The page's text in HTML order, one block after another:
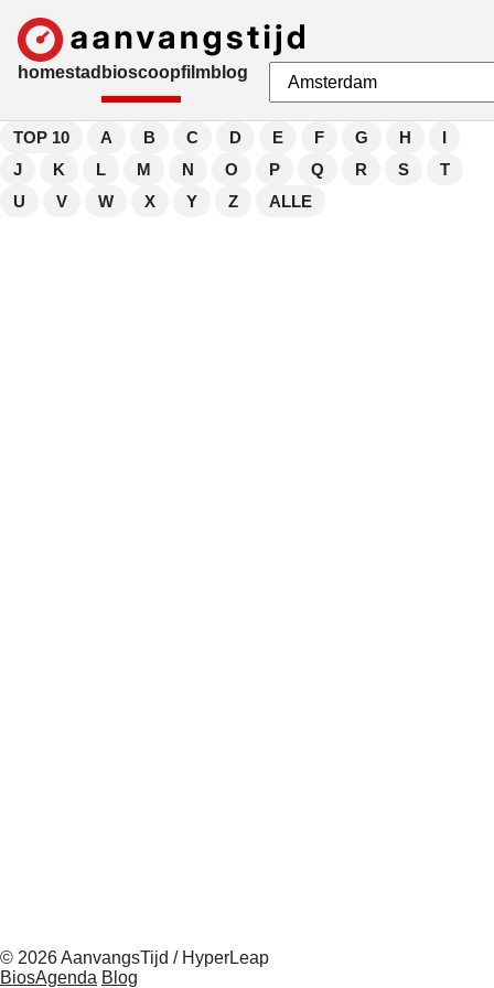
homestad bioscoopfilmblog
TOP 10 A B C D E F G H
I
J
K L M N O P Q R S
T
U
V W X Y Z ALLE
© 2026 AanvangsTijd / HyperLeap
BiosAgenda Blog